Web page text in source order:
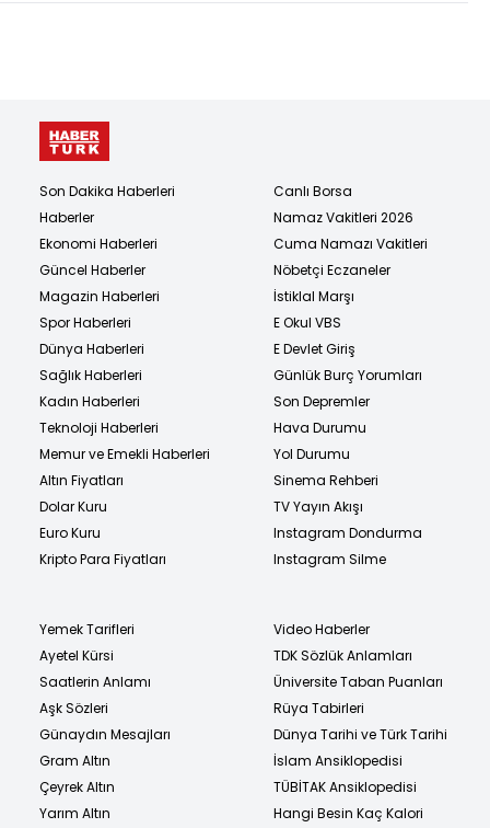
Son Dakika Haberleri
Haberler
Ekonomi Haberleri
Güncel Haberler
Magazin Haberleri
Spor Haberleri
Dünya Haberleri
Sağlık Haberleri
Kadın Haberleri
Teknoloji Haberleri
Memur ve Emekli Haberleri
Altın Fiyatları
Dolar Kuru
Euro Kuru
Kripto Para Fiyatları
Canlı Borsa
Namaz Vakitleri 2026
Cuma Namazı Vakitleri
Nöbetçi Eczaneler
İstiklal Marşı
E Okul VBS
E Devlet Giriş
Günlük Burç Yorumları
Son Depremler
Hava Durumu
Yol Durumu
Sinema Rehberi
TV Yayın Akışı
Instagram Dondurma
Instagram Silme
Yemek Tarifleri
Ayetel Kürsi
Saatlerin Anlamı
Aşk Sözleri
Günaydın Mesajları
Gram Altın
Çeyrek Altın
Yarım Altın
Video Haberler
TDK Sözlük Anlamları
Üniversite Taban Puanları
Rüya Tabirleri
Dünya Tarihi ve Türk Tarihi
İslam Ansiklopedisi
TÜBİTAK Ansiklopedisi
Hangi Besin Kaç Kalori